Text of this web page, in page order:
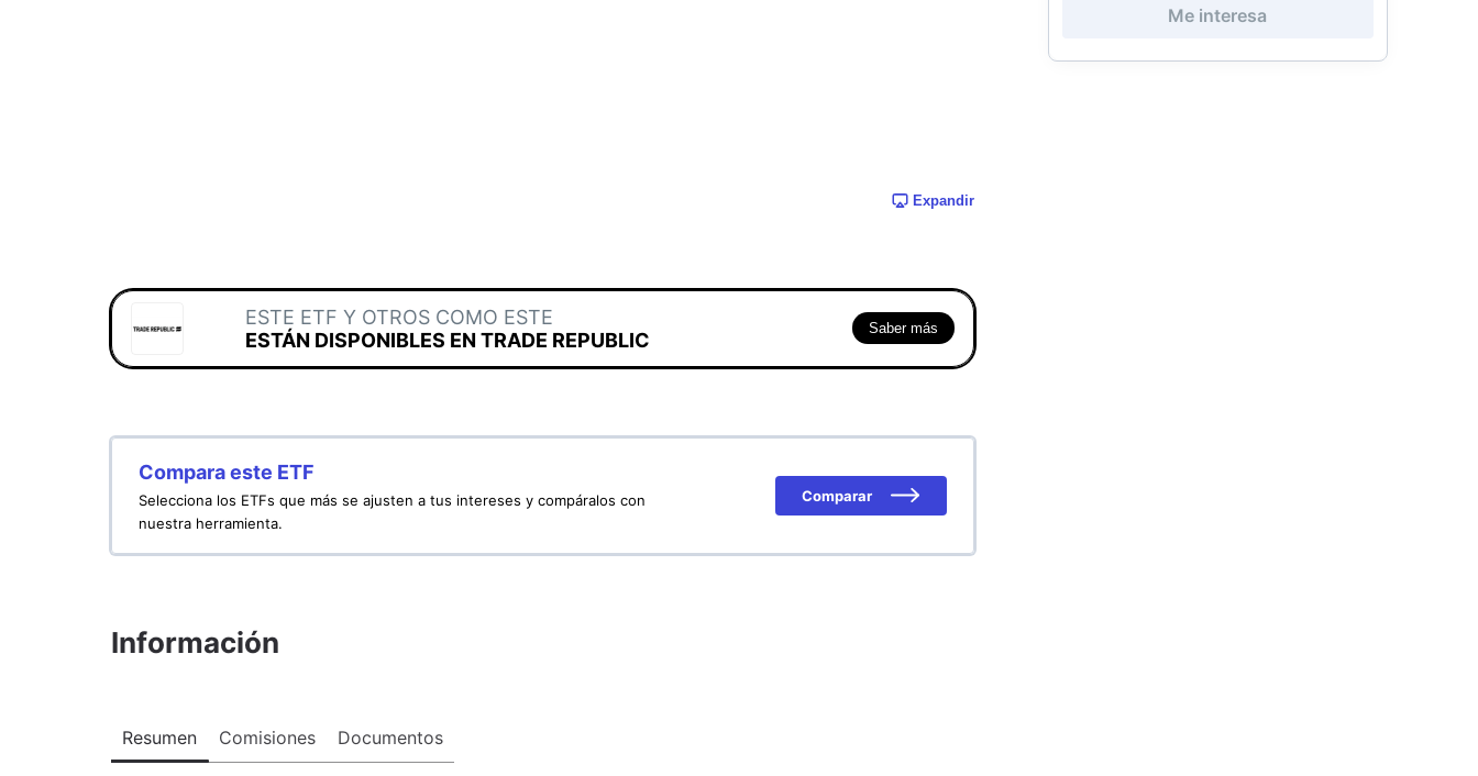
Expandir
ESTE ETF Y OTROS COMO ESTE
ESTÁN DISPONIBLES EN TRADE REPUBLIC
Saber más
Compara este ETF
Selecciona los ETFs que más se ajusten a tus intereses y compáralos con
nuestra herramienta.
Comparar
Información
Resumen Comisiones Documentos
Me interesa